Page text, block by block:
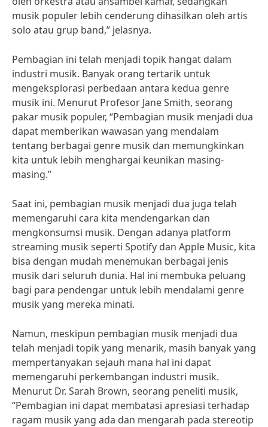
musik populer lebih cenderung dihasilkan oleh artis
solo atau grup band,” jelasnya.
Pembagian ini telah menjadi topik hangat dalam
industri musik. Banyak orang tertarik untuk
mengeksplorasi perbedaan antara kedua genre
musik ini. Menurut Profesor Jane Smith, seorang
pakar musik populer, “Pembagian musik menjadi dua
dapat memberikan wawasan yang mendalam
tentang berbagai genre musik dan memungkinkan
kita untuk lebih menghargai keunikan masing-
masing.”
Saat ini, pembagian musik menjadi dua juga telah
memengaruhi cara kita mendengarkan dan
mengkonsumsi musik. Dengan adanya platform
streaming musik seperti Spotify dan Apple Music, kita
bisa dengan mudah menemukan berbagai jenis
musik dari seluruh dunia. Hal ini membuka peluang
bagi para pendengar untuk lebih mendalami genre
musik yang mereka minati.
Namun, meskipun pembagian musik menjadi dua
telah menjadi topik yang menarik, masih banyak yang
mempertanyakan sejauh mana hal ini dapat
memengaruhi perkembangan industri musik.
Menurut Dr. Sarah Brown, seorang peneliti musik,
“Pembagian ini dapat membatasi apresiasi terhadap
ragam musik yang ada dan mengarah pada stereotip